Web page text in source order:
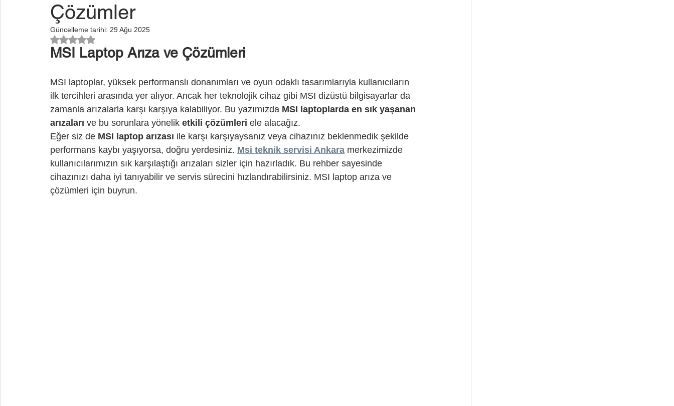
Çözümler
Güncelleme tarihi: 29 Ağu 2025
5 üzerinden NaN yıldız
MSI Laptop Arıza ve Çözümleri
MSI laptoplar, yüksek performanslı donanımları ve oyun odaklı tasarımlarıyla kullanıcıların
ilk tercihleri arasında yer alıyor. Ancak her teknolojik cihaz gibi MSI dizüstü bilgisayarlar da
zamanla arızalarla karşı karşıya kalabiliyor. Bu yazımızda MSI laptoplarda en sık yaşanan
arızaları ve bu sorunlara yönelik etkili çözümleri ele alacağız.
Eğer siz de MSI laptop arızası ile karşı karşıyaysanız veya cihazınız beklenmedik şekilde
performans kaybı yaşıyorsa, doğru yerdesiniz. Msi teknik servisi Ankara merkezimizde
kullanıcılarımızın sık karşılaştığı arızaları sizler için hazırladık. Bu rehber sayesinde
cihazınızı daha iyi tanıyabilir ve servis sürecini hızlandırabilirsiniz. MSI laptop arıza ve
çözümleri için buyrun.